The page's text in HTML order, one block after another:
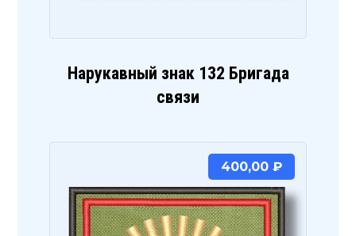
Нарукавный знак 132 Бригада
связи
400,00 ₽